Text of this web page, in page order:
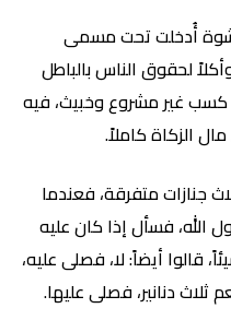
أُدخلت تحت مسمى
لحقوق الناس بالباطل
كسب غير مشروع وخبيث، فيه
الزكاة كاملاً.
جنازات متفرقة، فعندما
الله، فسأل إذا كان عليه
قالوا أيضاً: لا، فصلى عليه،
دنانير، فصلى عليها.